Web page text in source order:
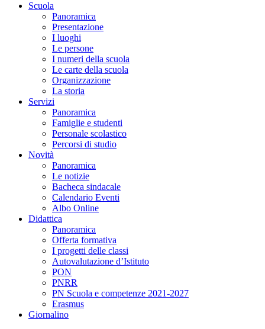
Scuola
Panoramica
Presentazione
I luoghi
Le persone
I numeri della scuola
Le carte della scuola
Organizzazione
La storia
Servizi
Panoramica
Famiglie e studenti
Personale scolastico
Percorsi di studio
Novità
Panoramica
Le notizie
Bacheca sindacale
Calendario Eventi
Albo Online
Didattica
Panoramica
Offerta formativa
I progetti delle classi
Autovalutazione d’Istituto
PON
PNRR
PN Scuola e competenze 2021-2027
Erasmus
Giornalino